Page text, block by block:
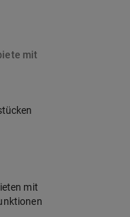
mit
mit